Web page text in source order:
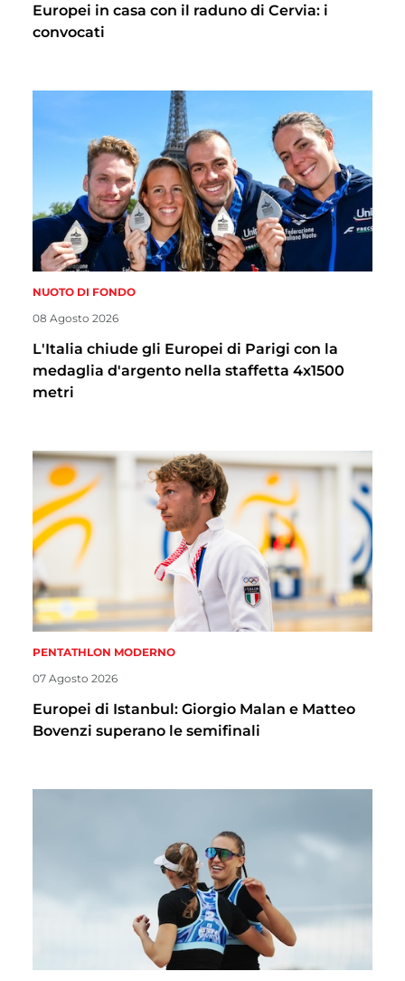
Europei in casa con il raduno di Cervia: i
convocati
NUOTO DI FONDO
08 Agosto 2026
L'Italia chiude gli Europei di Parigi con la
medaglia d'argento nella staffetta 4x1500
metri
PENTATHLON MODERNO
07 Agosto 2026
Europei di Istanbul: Giorgio Malan e Matteo
Bovenzi superano le semifinali